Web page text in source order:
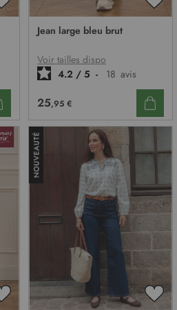
AJOUTER
D’ENVIE
Jean large bleu brut
Voir tailles dispo
4.2 / 5 - 18 avis
25,95 €